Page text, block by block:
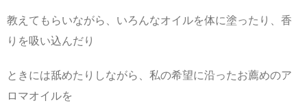
教えてもらいながら、いろんなオイルを体に塗ったり、香
りを吸い込んだり
ときには舐めたりしながら、私の希望に沿ったお薦めのア
ロマオイルを